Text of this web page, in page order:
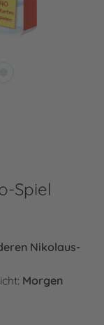
Spiel
Nikolaus-
Morgen